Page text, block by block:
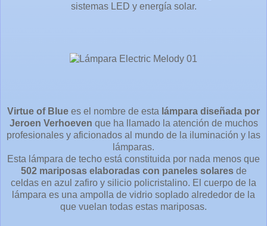
sistemas LED y energía solar.
Virtue of Blue es el nombre de esta lámpara diseñada por
Jeroen Verhoeven que ha llamado la atención de muchos
profesionales y aficionados al mundo de la iluminación y las
lámparas.
Esta lámpara de techo está constituida por nada menos que
502 mariposas elaboradas con paneles solaresde
celdas en azul zafiro y silicio policristalino. El cuerpo de la
lámpara es una ampolla de vidrio soplado alrededor de la
que vuelan todas estas mariposas.